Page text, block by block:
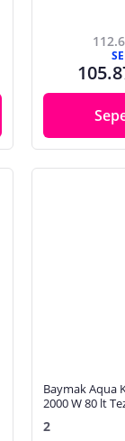
Baymak Aqua
2000 W 80 lt
2